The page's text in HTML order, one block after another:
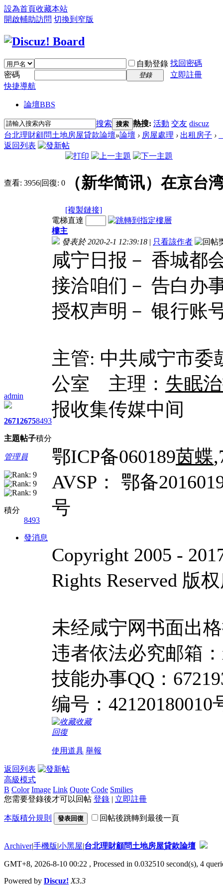
設為首頁收藏本站
開啟輔助訪問 切換到窄版
自動登錄 找回密碼
密碼
登錄
立即註冊
快捷導航
論壇BBS
搜索 搜索 熱搜: 活動 交友 discuz
台北理財顧問土地房屋貸款論壇»論壇 › 房屋處理 › 出租房子 ›
返回列表
查看: 3956|回復: 0 （新华简讯）在京台
[複製鏈接]
admin
2671
主題
2675
帖子
8493
積分
管理員
積分
8493
發消息
電梯直達
樓主
發表於 2020-2-1 12:39:18 | 只看該作者
咸宁日报－ 香城都
接洽咱们－ 告白办
授权声明－ 银行账
主管: 中共咸宁市
公室 主理： 失眠
报收集传媒中间
鄂ICP备060189茵蝶
AVSP： 鄂备
号
Copyright 2005 -
Rights Reserved 版
未经咸宁网书面出
违者依法必究邮箱
技能办事QQ：
编号：42120180010
收藏
回復
使用道具 舉報
返回列表
高級模式
B Color Image Link Quote Code Smilies
您需要登錄後才可以回帖 登錄 | 立即註冊
本版積分規則 發表回復 回帖後跳轉到最後一頁
Archiver|手機版|小黑屋|台北理財顧問土地房屋貸款論壇
GMT+8, 2026-8-10 00:22 , Processed in 0.032510 second(s), 4
Powered by Discuz! X3.3